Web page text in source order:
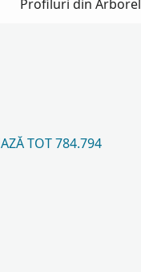
Profiluri din
TOT 784.794